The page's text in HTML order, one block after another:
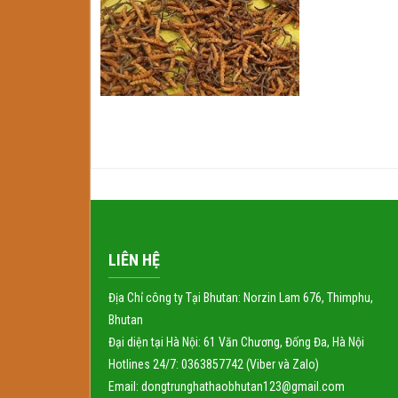
LIÊN HỆ
Địa Chỉ công ty Tại Bhutan: Norzin Lam 676, Thimphu,
Bhutan
Đại diện tại Hà Nội: 61 Văn Chương, Đống Đa, Hà Nội
Hotlines 24/7: 0363857742 (Viber và Zalo)
Email: dongtrunghathaobhutan123@gmail.com